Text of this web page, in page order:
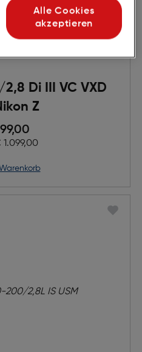
Di III VC VXD
Z
nach Rabatts
Preis
1.099,00
Alle Cookies
akzeptieren